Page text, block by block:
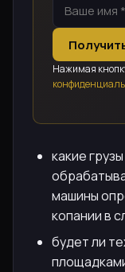
Нажимая
какие
машины
копании в
будет ли